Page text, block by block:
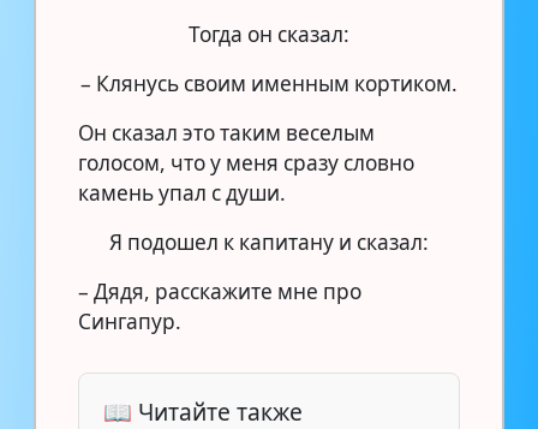
Тогда он сказал:
– Клянусь своим именным кортиком.
Он сказал это таким веселым
голосом, что у меня сразу словно
камень упал с души.
Я подошел к капитану и сказал:
– Дядя, расскажите мне про
Сингапур.
📖 Читайте также